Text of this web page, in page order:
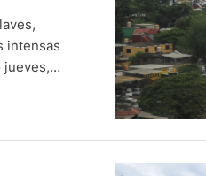
intensas
jueves,
de